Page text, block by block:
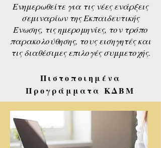
Eνημερωθείτε για τις νέες ενάρξεις
σεμιναρίων της Εκπαιδευτικής
Ένωσης, τις ημερομηνίες, τον τρόπο
παρακολούθησης, τους εισηγητές και
τις διαθέσιμες επιλογές συμμετοχής.
Πιστοποιημένα
Προγράμματα ΚΔΒΜ